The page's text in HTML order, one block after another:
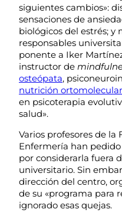
siguientes cambios»:
sensaciones de
biológicos del estrés; y
responsables
ponente a Iker
instructor de
osteópata,
nutrición ortomolecular
en psicoterapia
salud».
Varios profesores de
Enfermería han
por considerarla fuera
universitario. Sin
dirección del centro,
de su «programa para
ignorado esas quejas.